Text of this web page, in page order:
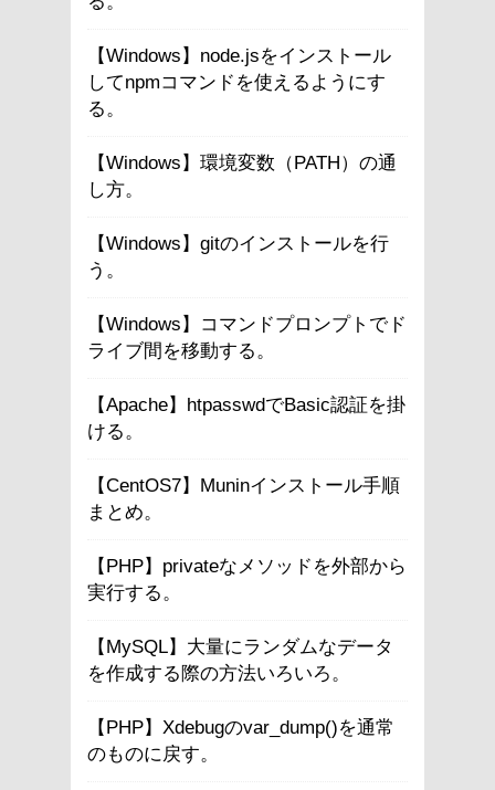
【Windows】node.jsをインストール
してnpmコマンドを使えるようにす
る。
【Windows】環境変数（PATH）の通
し方。
【Windows】gitのインストールを行
う。
【Windows】コマンドプロンプトでド
ライブ間を移動する。
【Apache】htpasswdでBasic認証を掛
ける。
【CentOS7】Muninインストール手順
まとめ。
【PHP】privateなメソッドを外部から
実行する。
【MySQL】大量にランダムなデータ
を作成する際の方法いろいろ。
【PHP】Xdebugのvar_dump()を通常
のものに戻す。